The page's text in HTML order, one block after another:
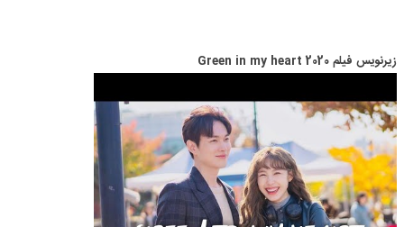
زیرنویس فیلم Green in my heart 2020